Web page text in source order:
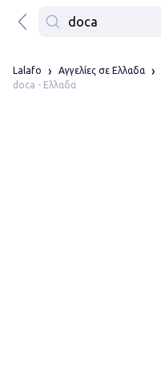
Lalafo Αγγελίες σε Ελλαδα
doca - Ελλαδα